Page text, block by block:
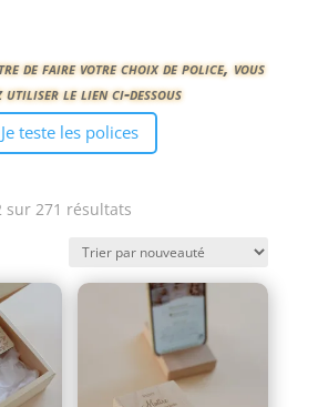
de faire votre choix de police, vous
utiliser le lien ci-dessous
Je teste les polices
sur 271 résultatsTrié
plus
récent
au
plus
ancien